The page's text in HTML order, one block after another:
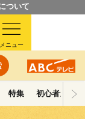
ついて
メニュー
特集 初心者ガイド